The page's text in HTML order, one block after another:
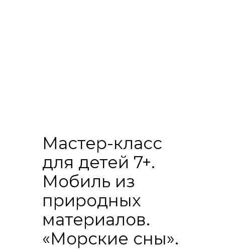
Мастер-класс
для детей 7+.
Мобиль из
природных
материалов.
«Морские сны».